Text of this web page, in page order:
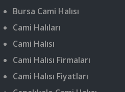
Bursa Cami Halısı
Cami Halıları
Cami Halısı
Cami Halısı Firmaları
Cami Halısı Fiyatları